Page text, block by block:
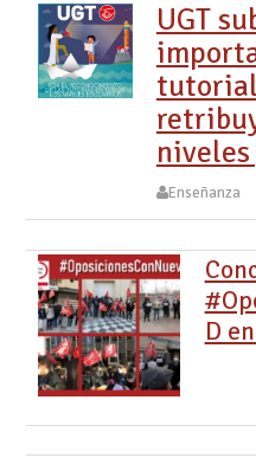
UGT
tutorial
Enseñanza
D